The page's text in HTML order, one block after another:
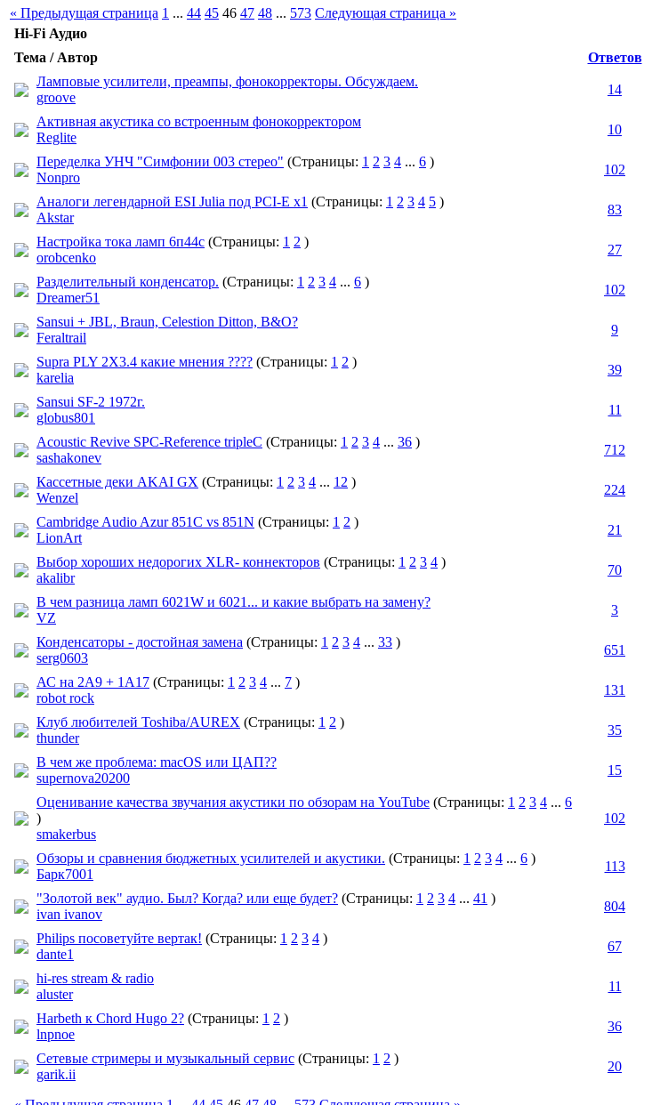
« Предыдущая страница 1 ... 44 45 46 47 48 ... 573 Следующая страница »
Hi-Fi Аудио
Тема / Автор
Ответов
Ламповые усилители, преампы, фонокорректоры. Обсуждаем.
groove
14
Активная акустика со встроенным фонокорректором
Reglite
10
Переделка УНЧ "Симфонии 003 стерео" (Страницы: 1 2 3 4 ... 6 )
Nonpro
102
Аналоги легендарной ESI Julia под PCI-E x1 (Страницы: 1 2 3 4 5 )
Akstar
83
Настройка тока ламп 6п44с (Страницы: 1 2 )
orobcenko
27
Разделительный конденсатор. (Страницы: 1 2 3 4 ... 6 )
Dreamer51
102
Sansui + JBL, Braun, Celestion Ditton, B&O?
Feraltrail
9
Supra PLY 2X3.4 какие мнения ???? (Страницы: 1 2 )
karelia
39
Sansui SF-2 1972г.
globus801
11
Acoustic Revive SPC-Reference tripleC (Страницы: 1 2 3 4 ... 36 )
sashakonev
712
Кассетные деки AKAI GX (Страницы: 1 2 3 4 ... 12 )
Wenzel
224
Cambridge Audio Azur 851C vs 851N (Страницы: 1 2 )
LionArt
21
Выбор хороших недорогих XLR- коннекторов (Страницы: 1 2 3 4 )
akalibr
70
В чем разница ламп 6021W и 6021... и какие выбрать на замену?
VZ
3
Конденсаторы - достойная замена (Страницы: 1 2 3 4 ... 33 )
serg0603
651
АС на 2А9 + 1А17 (Страницы: 1 2 3 4 ... 7 )
robot rock
131
Клуб любителей Toshiba/AUREX (Страницы: 1 2 )
thunder
35
В чем же проблема: macOS или ЦАП??
supernova20200
15
Оценивание качества звучания акустики по обзорам на YouTube (Страницы: 1 2 3 4 ... 6
)
smakerbus
102
Обзоры и сравнения бюджетных усилителей и акустики. (Страницы: 1 2 3 4 ... 6 )
Барк7001
113
"Золотой век" аудио. Был? Когда? или еще будет? (Страницы: 1 2 3 4 ... 41 )
ivan ivanov
804
Philips посоветуйте вертак! (Страницы: 1 2 3 4 )
dante1
67
hi-res stream & radio
aluster
11
Harbeth к Chord Hugo 2? (Страницы: 1 2 )
lnpnoe
36
Сетевые стримеры и музыкальный сервис (Страницы: 1 2 )
garik.ii
20